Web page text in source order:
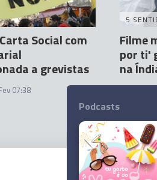
Social com
a grevistas
07:38
5
Filme
por ti'
na
Podcasts